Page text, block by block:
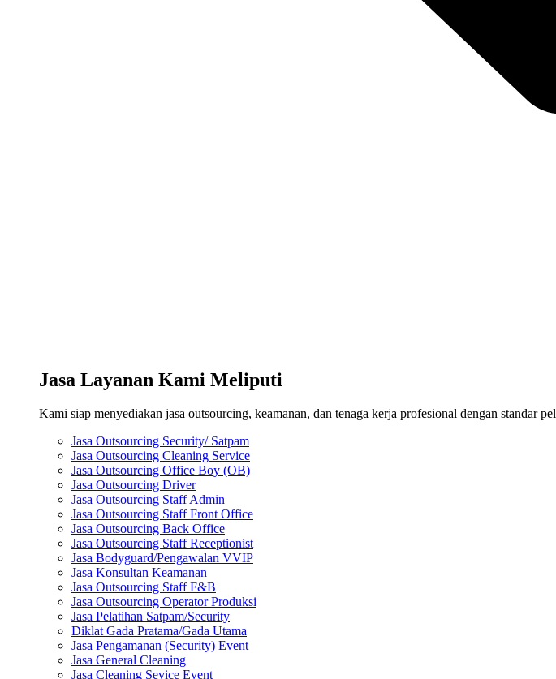
Jasa Layanan Kami Meliputi
Kami siap menyediakan jasa outsourcing, keamanan, dan tenaga kerja profesional dengan standar
Jasa Outsourcing Security/ Satpam
Jasa Outsourcing Cleaning Service
Jasa Outsourcing Office Boy (OB)
Jasa Outsourcing Driver
Jasa Outsourcing Staff Admin
Jasa Outsourcing Staff Front Office
Jasa Outsourcing Back Office
Jasa Outsourcing Staff Receptionist
Jasa Bodyguard/Pengawalan VVIP
Jasa Konsultan Keamanan
Jasa Outsourcing Staff F&B
Jasa Outsourcing Operator Produksi
Jasa Pelatihan Satpam/Security
Diklat Gada Pratama/Gada Utama
Jasa Pengamanan (Security) Event
Jasa General Cleaning
Jasa Cleaning Sevice Event